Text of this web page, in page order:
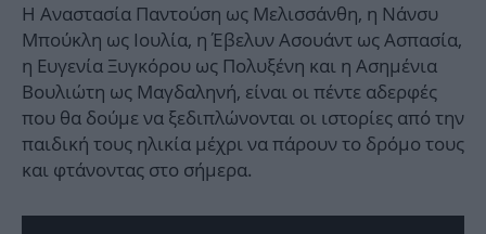
Η Αναστασία Παντούση ως Μελισσάνθη, η Νάνσυ
Μπούκλη ως Ιουλία, η Έβελυν Ασουάντ ως Ασπασία,
η Ευγενία Ξυγκόρου ως Πολυξένη και η Ασημένια
Βουλιώτη ως Μαγδαληνή, είναι οι πέντε αδερφές
που θα δούμε να ξεδιπλώνονται οι ιστορίες από την
παιδική τους ηλικία μέχρι να πάρουν το δρόμο τους
και φτάνοντας στο σήμερα.